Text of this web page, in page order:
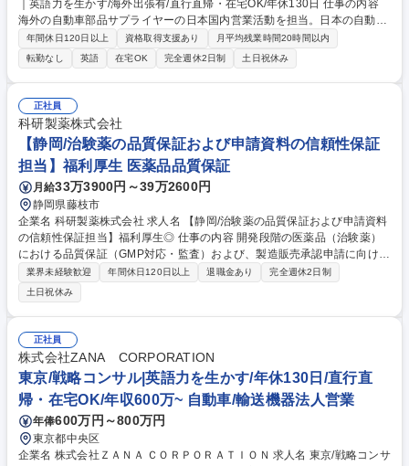
｜英語力を生かす/海外出張有/直行直帰・在宅OK/年休130日 仕事の内容
海外の自動車部品サプライヤーの日本国内営業活動を担当。日本の自動車
産業に対し、製品を活用した改善策の提案から営業まで一貫して行い事業
拡大をサポート。提案の質がモノをいうコンサル要素のある営業です。
【具体的には】担当サプライヤーの技術や製品を理解し、国内顧客の課題
に合わせて提案。見積作成、納期調整、品質対応に加え、海外本国と英語
を使用した会議や、新規参入に向けた戦略立案も担います。 【働き方】基
本的には在宅・客先での勤務となり、個人での裁量は非常に大きいです。
週1回チームで、月1回全社で進捗の確認を行い計画から遅滞がないか確
認。裁量は大きいですが、個人任せにはしない働き方です。 募集職種 名
古屋/海外営業｜英語力を生かす/海外出張有/直行直帰・在宅OK/年休130日
年間休日120日以上 資格取得支援あり
月平均残業時間20時間以内
転勤なし
英語 在宅OK 完全週休2日制 土日祝休み
正社員
科研製薬株式会社
【静岡/治験薬の品質保証および申請資料の信頼性保証
担当】福利厚生 医薬品品質保証
月給33万3900円～39万2600円
静岡県藤枝市
企業名 科研製薬株式会社 求人名 【静岡/治験薬の品質保証および申請資料
の信頼性保証担当】福利厚生◎ 仕事の内容 開発段階の医薬品（治験薬）
における品質保証（GMP対応・監査）および、製造販売承認申請に向けた
CMC資料（CTD等）の信頼性保証業務を担当。新薬創出の最終工程を支
える重要な役割です。 治験薬GMPに基づく製造・試験記録の照査、委託
先監査、変更・逸脱管理、SOP整備等を担当。また、承認申請資料（CT
D/DMF）と生データの整合性を確認する信頼性保証業務（日英）も行いま
す。社内外の関係部門と連携し、開発プロジェクトを品質面から推進しま
す。将来的にはDX推進や業務効率化にも携わっていただきます。 募集職
種 【静岡/治験薬の品質保証および申請資料の信頼性保証担当】福利厚生
◎
業界未経験歓迎 年間休日120日以上 退職金あり
完全週休2日制
土日祝休み
正社員
株式会社ZANA CORPORATION
東京/戦略コンサル|英語力を生かす/年休130日/直行直
帰・在宅OK/年収600万~ 自動車/輸送機器法人営業
年俸600万円～800万円
東京都中央区
企業名 株式会社ＺＡＮＡ ＣＯＲＰＯＲＡＴＩＯＮ 求人名 東京/戦略コンサ